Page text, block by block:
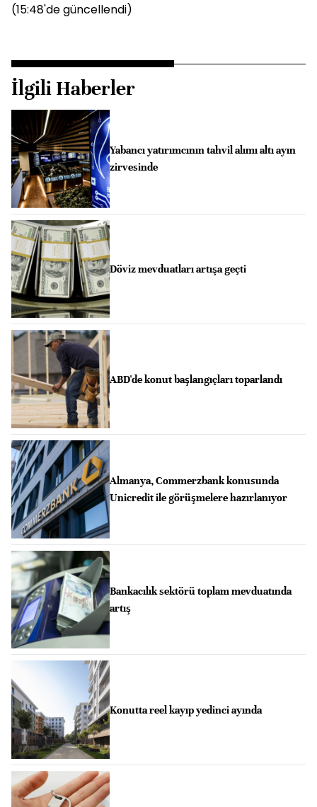
(15:48'de güncellendi)
İlgili Haberler
Yabancı yatırımcının tahvil alımı altı ayın
zirvesinde
Döviz mevduatları artışa geçti
ABD'de konut başlangıçları toparlandı
Almanya, Commerzbank konusunda
Unicredit ile görüşmelere hazırlanıyor
Bankacılık sektörü toplam mevduatında
artış
Konutta reel kayıp yedinci ayında